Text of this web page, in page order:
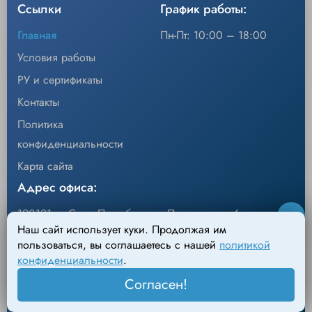
Стерильность Нестерильные
Количество в упаковке 300 штук
Совместимость
(старый код 40493D).Упаковка 5 шт х 60.
Уп/шт.
Кол-во −
Ссылки
Главная
Условия работы
РУ и сертификаты
Контакты
Политика
конфиденциальности
Карта сайта
График работы:
Пн-Пт: 10:00 – 18:00
Адрес офиса:
190121, г. Санкт-Петербург, ул.Перевозная, 6
Адрес склада:
198095, г. Санкт-Петербург, Михайловский пер., д.4
Наш сайт использует куки. Продолжая им
пользоваться, вы соглашаетесь с нашей политикой
конфиденциальности.
Согласен!